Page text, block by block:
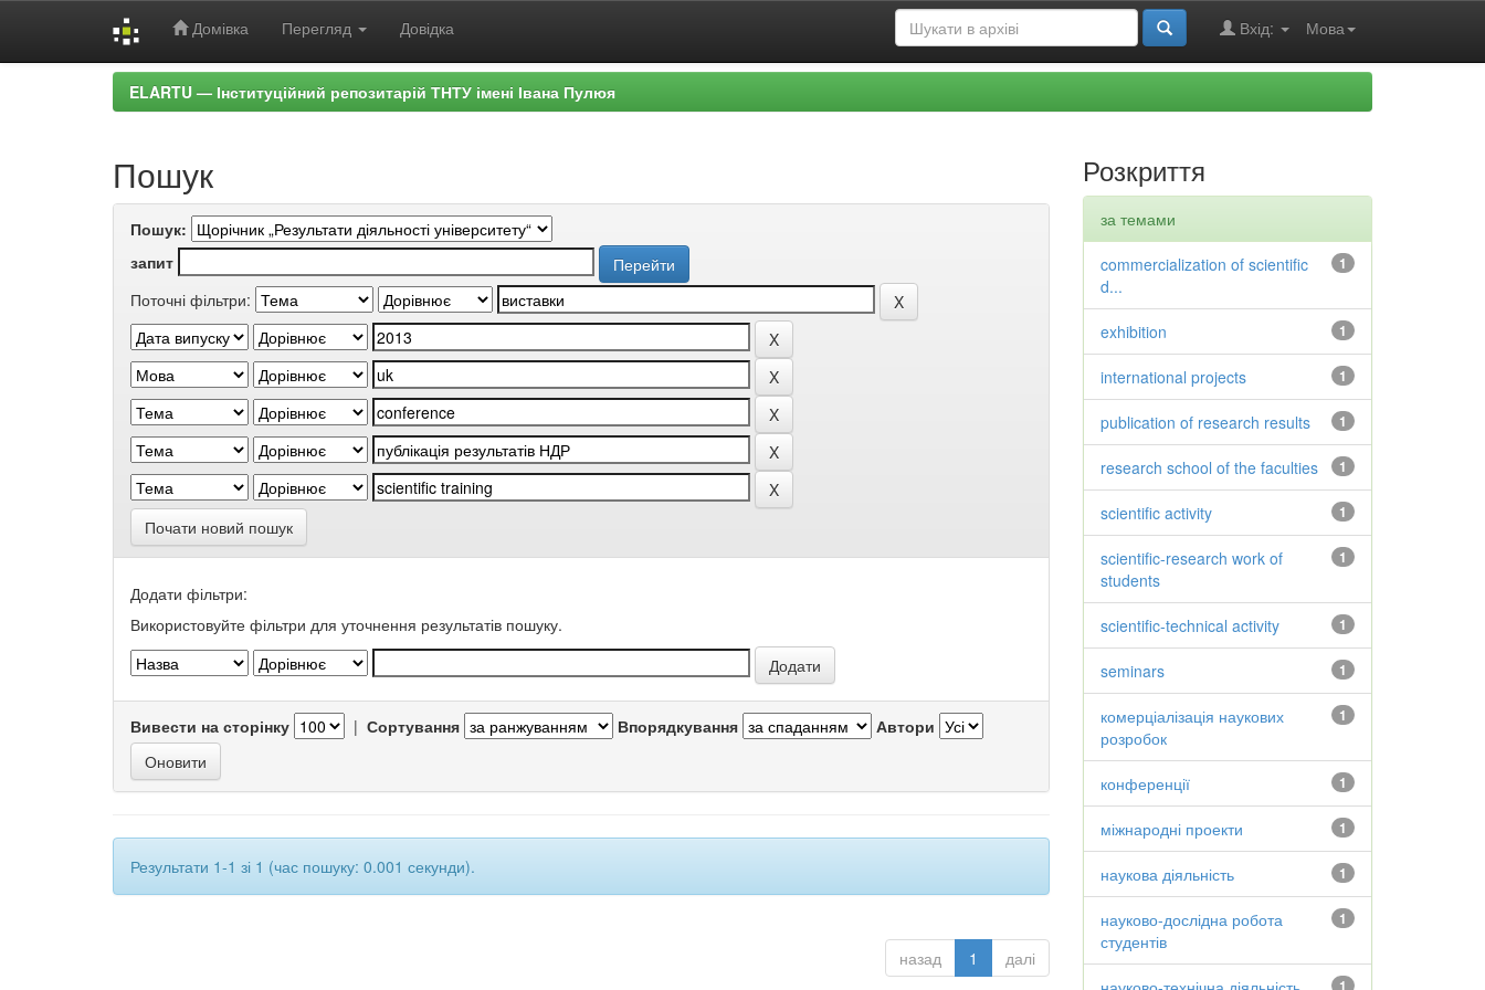
Домівка Перегляд Довідка Мова
Вхід:
ELARTU — Інституційний репозитарій ТНТУ імені Івана Пулюя
Пошук
Пошук:
запит
Поточні фільтри:
Почати новий пошук
Додати фільтри:
Використовуйте фільтри для уточнення результатів пошуку.
Вивести на сторінку | Сортування Впорядкування Автори
Результати 1-1 зі 1 (час пошуку: 0.001 секунди).
назад 1 далі
Розкриття
за темами
1
commercialization of scientific
d...
1
exhibition
1
international projects
1
publication of research results
1
research school of the faculties
1
scientific activity
1
scientific-research work of
students
1
scientific-technical activity
1
seminars
1
комерціалізація наукових
розробок
1
конференції
1
міжнародні проекти
1
наукова діяльність
1
науково-дослідна робота
студентів
1